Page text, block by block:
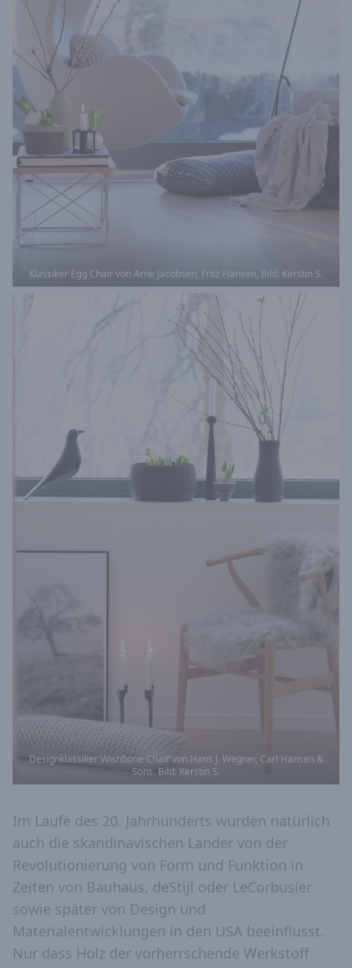
Klassiker Egg Chair von Arne Jacobsen, Fritz Hansen, Bild: Kerstin S.
Designklassiker Wishbone Chair von Hans J. Wegner, Carl Hansen &
Sons, Bild: Kerstin S.
Im Laufe des 20. Jahrhunderts wurden natürlich
auch die skandinavischen Länder von der
Revolutionierung von Form und Funktion in
Zeiten von Bauhaus, deStijl oder LeCorbusier
sowie später von Design und
Materialentwicklungen in den USA beeinflusst.
Nur dass Holz der vorherrschende Werkstoff